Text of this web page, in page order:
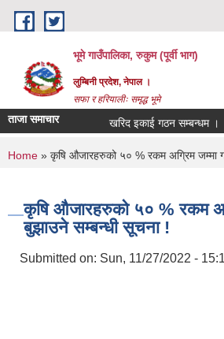
Skip to main content
भूमे गाउँपालिका, रुकुम (पूर्वी भाग)
लुम्बिनी प्रदेश, नेपाल ।
सफा र हरियालीः समृद्ध भूमे
ताजा समाचार खरिद इकाई गठन सम्बन्धम ।
You are here
Home » कृषि औजारहरुको ५० % रकम अग्रिम जम्मा
कृषि औजारहरुको ५० % रकम
बुझाउने सम्बन्धी सूचना !
Submitted on: Sun, 11/27/2022 -